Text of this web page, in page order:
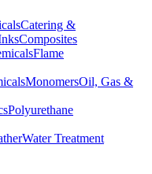
Catering &
Composites
Flame
MonomersOil, Gas &
Polyurethane
Water Treatment